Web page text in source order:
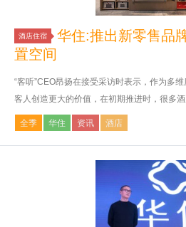
酒店住宿
华住:推出新零售品
置空间
“客听”CEO昂扬在接受采访时表示，作为多
客人创造更大的价值，在初期推进时，很多酒
全季 华住 资讯 酒店